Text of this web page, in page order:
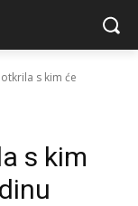
s kim će
s kim